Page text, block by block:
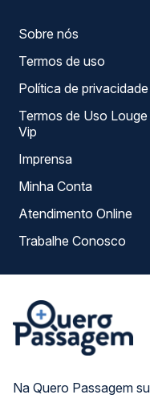
Na Quero Passagem
Sobre nós
Termos de uso
Política de privacidade
Termos de Uso Louge
Vip
Imprensa
Minha Conta
Atendimento Online
Trabalhe Conosco